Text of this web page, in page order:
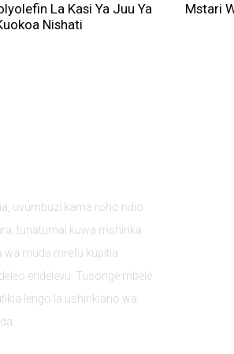
La Kasi Ya Juu Ya
Nishati
Mstari
uvumbuzi kama roho ndio
tunatumai kuwa mshirika
wa muda mrefu kupitia
endelevu. Tusonge mbele
lengo la ushirikiano wa